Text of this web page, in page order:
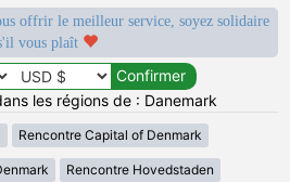
offrir le meilleur service, soyez solidaire
vous plaît
les régions de : Danemark
Rencontre Capital of Denmark
Rencontre Hovedstaden